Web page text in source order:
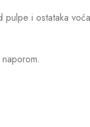
i ostataka